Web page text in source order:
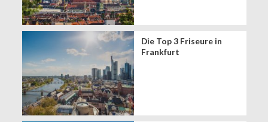
Die Top 3 Friseure in
Frankfurt